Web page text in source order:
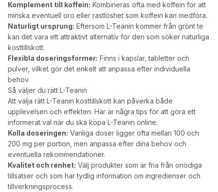
Komplement till koffein: Kombineras ofta med koffein för att
minska eventuell oro eller rastlöshet som koffein kan medföra.
Naturligt ursprung: Eftersom L-Teanin kommer från grönt te
kan det vara ett attraktivt alternativ för den som söker naturliga
kosttillskott.
Flexibla doseringsformer: Finns i kapslar, tabletter och
pulver, vilket gör det enkelt att anpassa efter individuella
behov.
Så väljer du rätt L-Teanin
Att välja rätt L-Teanin kosttillskott kan påverka både
upplevelsen och effekten. Här är några tips för att göra ett
informerat val när du ska köpa L-Teanin online:
Kolla doseringen: Vanliga doser ligger ofta mellan 100 och
200 mg per portion, men anpassa efter dina behov och
eventuella rekommendationer.
Kvalitet och renhet: Välj produkter som är fria från onödiga
tillsatser och som har tydlig information om ingredienser och
tillverkningsprocess.